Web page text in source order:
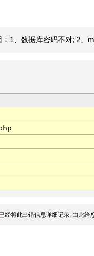
1、数据库密码不对; 2、
经将此出错信息详细记录, 由此给